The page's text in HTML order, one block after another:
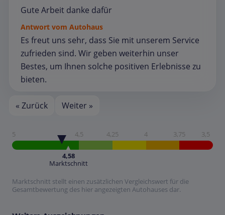
Gute Arbeit danke dafür
Antwort vom Autohaus
Es freut uns sehr, dass Sie mit unserem Service
zufrieden sind. Wir geben weiterhin unser
Bestes, um Ihnen solche positiven Erlebnisse zu
bieten.
« Zurück Weiter »
5 4,5 4,25 4 3,75 3,5
4,58
Marktschnitt
Marktschnitt stellt einen zusätzlichen Vergleichswert für die
Gesamtbewertung des hier angezeigten Autohauses dar.